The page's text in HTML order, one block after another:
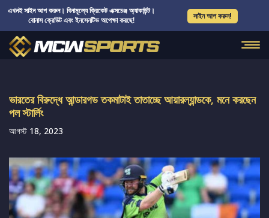
এখনই সাইন আপ করুন। বিনামূল্যে ক্রিকেট এক্সচেঞ্জ অ্যাকাউন্ট।
বোনাস ক্রেডিট এবং ইনসেনটিভ অপেক্ষা করছে!
সাইন আপ করুন!
ভারতের বিরুদ্ধে আন্ডারগড তকমাটাই তাতাচ্ছে আয়ারল্যান্ডকে, মনে করছেন
পল স্টার্লিং
আগস্ট 18, 2023